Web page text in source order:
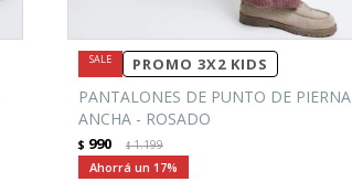
PROMO 3X2 KIDS
PANTALONES DE PUNTO DE PIERNA
ANCHA - ROSADO
$ 990 $1.199
17